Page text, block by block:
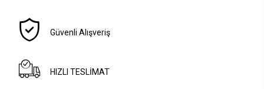
Güvenli Alışveriş
HIZLI TESLİMAT